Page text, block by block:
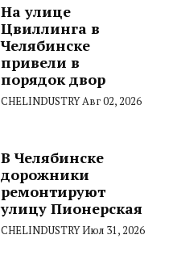
На улице
Цвиллинга в
Челябинске
привели в
порядок двор
CHELINDUSTRYАвг 02, 2026
В Челябинске
дорожники
ремонтируют
улицу Пионерская
CHELINDUSTRYИюл 31, 2026